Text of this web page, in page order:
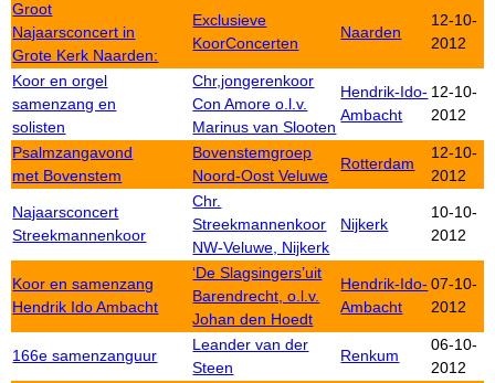
Groot
Najaarsconcert in
Grote Kerk Naarden:
Exclusieve
KoorConcerten
Naarden
12-10-
2012
Koor en orgel
samenzang en
solisten
Chr,jongerenkoor
Con Amore o.l.v.
Marinus van Slooten
Hendrik-Ido-
Ambacht
12-10-
2012
Psalmzangavond
met Bovenstem
Bovenstemgroep
Noord-Oost Veluwe
Rotterdam
12-10-
2012
Najaarsconcert
Streekmannenkoor
Chr.
Streekmannenkoor
NW-Veluwe, Nijkerk
Nijkerk
10-10-
2012
Koor en samenzang
Hendrik Ido Ambacht
‘De Slagsingers’uit
Barendrecht, o.l.v.
Johan den Hoedt
Hendrik-Ido-
Ambacht
07-10-
2012
166e samenzanguur
Leander van der
Steen
Renkum
06-10-
2012